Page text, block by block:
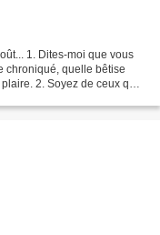
1. Dites-moi que vous
chroniqué, quelle bêtise
2. Soyez de ceux qui